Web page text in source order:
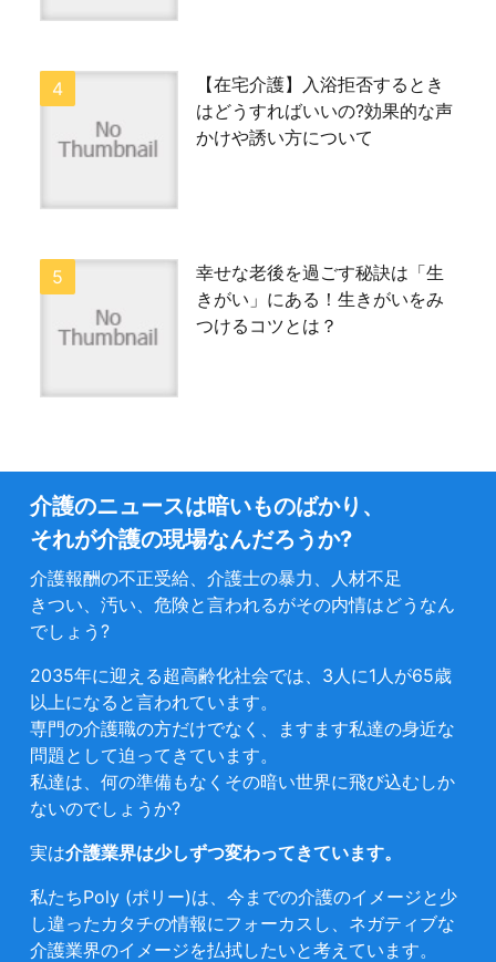
【在宅介護】入浴拒否するとき
はどうすればいいの?効果的な声
かけや誘い方について
幸せな老後を過ごす秘訣は「生
きがい」にある！生きがいをみ
つけるコツとは？
介護のニュースは暗いものばかり、
それが介護の現場なんだろうか?
介護報酬の不正受給、介護士の暴力、人材不足
きつい、汚い、危険と言われるがその内情はどうなん
でしょう?
2035年に迎える超高齢化社会では、3人に1人が65歳
以上になると言われています。
専門の介護職の方だけでなく、ますます私達の身近な
問題として迫ってきています。
私達は、何の準備もなくその暗い世界に飛び込むしか
ないのでしょうか?
実は介護業界は少しずつ変わってきています。
私たちPoly (ポリー)は、今までの介護のイメージと少
し違ったカタチの情報にフォーカスし、ネガティブな
介護業界のイメージを払拭したいと考えています。